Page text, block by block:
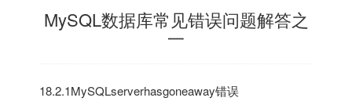
MySQL数据库常见错误问题解答之
一
18.2.1MySQLserverhasgoneaway错误